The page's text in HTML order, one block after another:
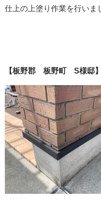
仕上の上塗り作業を行いま
【板野郡 板野町 S様邸】